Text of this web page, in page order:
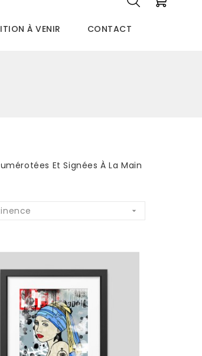
À VENIR CONTACT
Et Signées À La Main
